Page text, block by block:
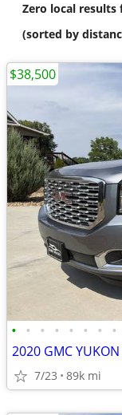
Zero local results
(sorted by
• • • • • • • •
7/23 89k mi
$38,500